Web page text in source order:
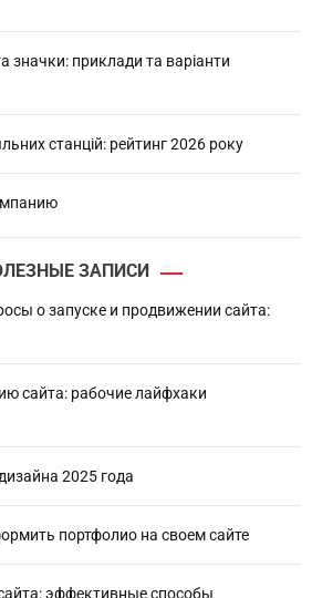
значки: приклади та варіанти
станцій: рейтинг 2026 року
ЗАПИСИ
о запуске и продвижении сайта:
сайта: рабочие лайфхаки
2025 года
портфолио на своем сайте
эффективные способы